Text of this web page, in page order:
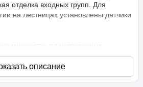
отделка входных групп. Для
на лестницах установлены датчики
множество планировочных
как классического типа, так и
с подчистовой отделкой,
2,75 метра. В квартирах